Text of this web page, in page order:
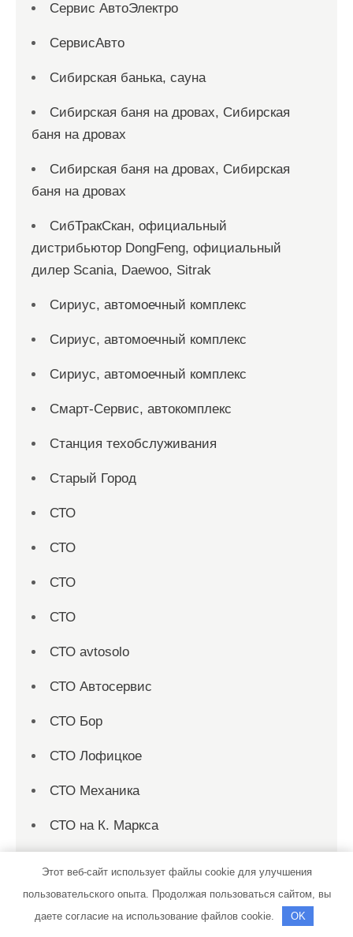
Сервис АвтоЭлектро
СервисАвто
Сибирская банька, сауна
Сибирская баня на дровах, Сибирская
баня на дровах
Сибирская баня на дровах, Сибирская
баня на дровах
СибТракСкан, официальный
дистрибьютор DongFeng, официальный
дилер Scania, Daewoo, Sitrak
Сириус, автомоечный комплекс
Сириус, автомоечный комплекс
Сириус, автомоечный комплекс
Смарт-Сервис, автокомплекс
Станция техобслуживания
Старый Город
СТО
СТО
СТО
СТО
СТО avtosolo
СТО Автосервис
СТО Бор
СТО Лофицкое
СТО Механика
СТО на К. Маркса
Сход-развал
Этот веб-сайт использует файлы cookie для улучшения
пользовательского опыта. Продолжая пользоваться сайтом, вы
даете согласие на использование файлов cookie.
OK